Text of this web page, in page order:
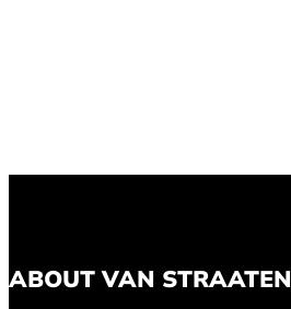
ABOUT VAN STRAATEN